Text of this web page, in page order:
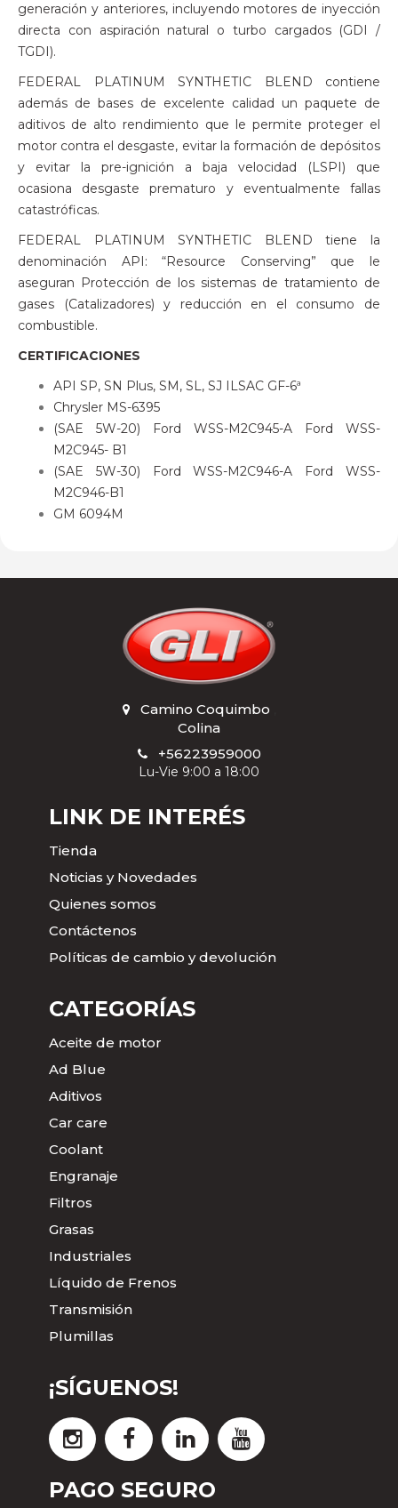
generación y anteriores, incluyendo motores de inyección
directa con aspiración natural o turbo cargados (GDI /
TGDI).
FEDERAL PLATINUM SYNTHETIC BLEND contiene
además de bases de excelente calidad un paquete de
aditivos de alto rendimiento que le permite proteger el
motor contra el desgaste, evitar la formación de depósitos
y evitar la pre-ignición a baja velocidad (LSPI) que
ocasiona desgaste prematuro y eventualmente fallas
catastróficas.
FEDERAL PLATINUM SYNTHETIC BLEND tiene la
denominación API: “Resource Conserving” que le
aseguran Protección de los sistemas de tratamiento de
gases (Catalizadores) y reducción en el consumo de
combustible.
CERTIFICACIONES
API SP, SN Plus, SM, SL, SJ ILSAC GF-6ª
Chrysler MS-6395
(SAE 5W-20) Ford WSS-M2C945-A Ford WSS-
M2C945- B1
(SAE 5W-30) Ford WSS-M2C946-A Ford WSS-
M2C946-B1
GM 6094M
Camino Coquimbo
Colina
+56223959000
Lu-Vie 9:00 a 18:00
LINK DE INTERÉS
Tienda
Noticias y Novedades
Quienes somos
Contáctenos
Políticas de cambio y devolución
CATEGORÍAS
Aceite de motor
Ad Blue
Aditivos
Car care
Coolant
Engranaje
Filtros
Grasas
Industriales
Líquido de Frenos
Transmisión
Plumillas
¡SÍGUENOS!
PAGO SEGURO